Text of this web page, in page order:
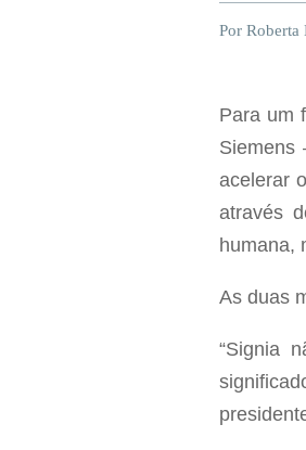
Por Roberta
Para um
Siemens
acelerar
através
humana,
As duas
“Signia